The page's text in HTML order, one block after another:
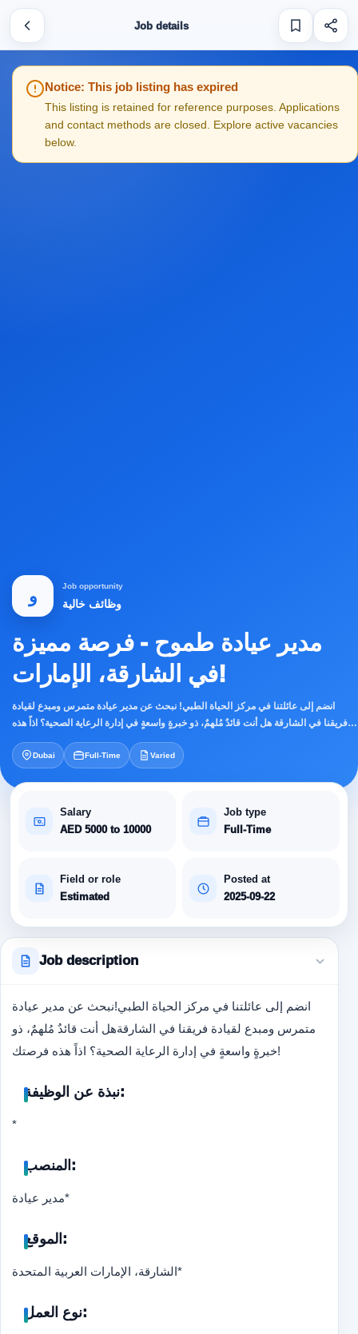
Job details
Notice: This job listing has expired
This listing is retained for reference purposes. Applications
and contact methods are closed. Explore active vacancies
below.
و
Job opportunity
وظائف خالية
مدير عيادة طموح - فرصة مميزة
في الشارقة، الإمارات!
انضم إلى عائلتنا في مركز الحياة الطبي! نبحث عن مدير عيادة متمرس ومبدع لقيادة
فريقنا في الشارقة هل أنت قائدٌ مُلهمٌ، ذو خبرةٍ واسعةٍ في إدارة الرعاية الصحية؟ اذاً هذه…
Dubai Full-Time Varied
Salary
AED 5000 to 10000
Job type
Full-Time
Field or role
Estimated
Posted at
2025-09-22
Job description
انضم إلى عائلتنا في مركز الحياة الطبي!نبحث عن مدير عيادة
متمرس ومبدع لقيادة فريقنا في الشارقةهل أنت قائدٌ مُلهمٌ، ذو
خبرةٍ واسعةٍ في إدارة الرعاية الصحية؟ اذاً هذه فرصتك!
نبذة عن الوظيفة:
*
المنصب:
مدير عيادة*
الموقع:
الشارقة، الإمارات العربية المتحدة*
نوع العمل: